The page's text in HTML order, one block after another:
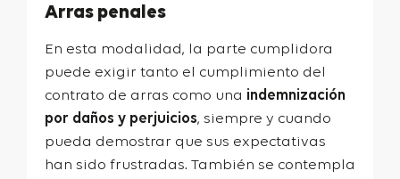
Arras penales
En esta modalidad, la parte cumplidora
puede exigir tanto el cumplimiento del
contrato de arras como una indemnización
por daños y perjuicios, siempre y cuando
pueda demostrar que sus expectativas
han sido frustradas. También se contempla